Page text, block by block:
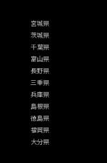
宮城県
茨城県
千葉県
富山県
長野県
三重県
兵庫県
島根県
徳島県
福岡県
大分県